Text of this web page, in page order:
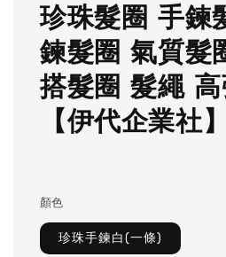
珍珠髮圈 手鍊
鍊髮圈 氣質髮
搭髮圈 髮繩
【伊代企業社】
顏色
珍珠手鍊白(一條)